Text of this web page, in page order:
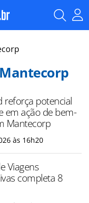
Mantecorp
reforça potencial
em ação de bem-
Mantecorp
às 16h20
Viagens
completa 8